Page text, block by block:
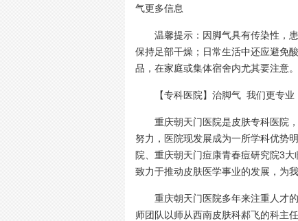
气更多信息
温馨提示：因脚气具有传染性，患
保持足部干燥；日常生活中还应避免
品，在家庭或集体宿舍内尤其要注意。
【专科医院】治脚气 我们更专业
重庆朝天门医院是皮肤专科医院，
努力，医院现发展成为一所学科优势
院、重庆朝天门痘康青春痘研究院3
致力于推动皮肤医学事业的发展，为
重庆朝天门医院多年来注重人才的
师团队以师从西南皮肤科郝飞的科主